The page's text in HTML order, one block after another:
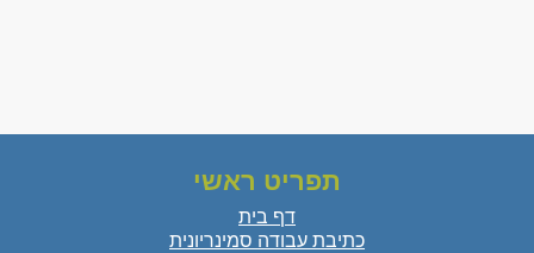
תפריט ראשי
דף בית
כתיבת עבודה סמינריונית